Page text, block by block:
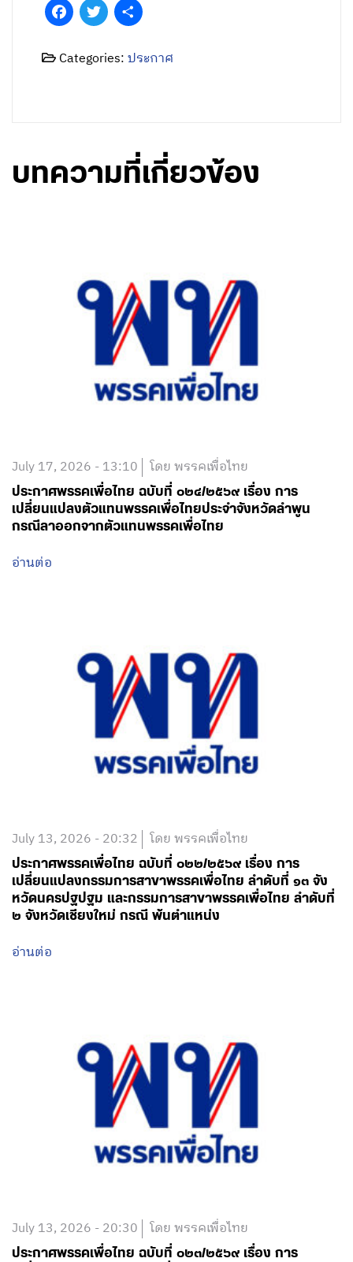
FacebookTwitter
Categories:ประกาศ
บทความที่เกี่ยวข้อง
July 17, 2026 - 13:10 โดย พรรคเพื่อไทย
ประกาศพรรคเพื่อไทย ฉบับที่ ๐๒๔/๒๕๖๙ เรื่อง การ
เปลี่ยนแปลงตัวแทนพรรคเพื่อไทยประจำจังหวัดลำพูน
กรณีลาออกจากตัวแทนพรรคเพื่อไทย
อ่านต่อ
July 13, 2026 - 20:32 โดย พรรคเพื่อไทย
ประกาศพรรคเพื่อไทย ฉบับที่ ๐๒๒/๒๕๖๙ เรื่อง การ
เปลี่ยนแปลงกรรมการสาขาพรรคเพื่อไทย ลำดับที่ ๑๓ จัง
หวัดนครปฐปฐม และกรรมการสาขาพรรคเพื่อไทย ลำดับที่
๒ จังหวัดเชียงใหม่ กรณี พ้นตำแหน่ง
อ่านต่อ
July 13, 2026 - 20:30 โดย พรรคเพื่อไทย
ประกาศพรรคเพื่อไทย ฉบับที่ ๐๒๓/๒๕๖๙ เรื่อง การ